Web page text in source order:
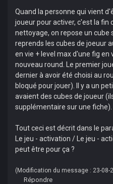
Quand la personne qui vient
joueur pour activer, c'est la fin
nettoyage, on repose un cube
reprends les cubes de joeuur
en vie + level max d'une fig
nouveau round. Le premier
dernier à avoir été choisi au
bloqué pour jouer). Il y a un
avaient des cubes de joueur
supplémentaire sur une fiche).
Tout ceci est décrit dans le
Le jeu - activation / Le jeu -
peut être pour ça ?
(Modification du message : 23-08-
Répondre